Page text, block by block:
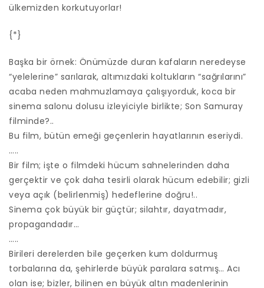
ülkemizden korkutuyorlar!
{*}
Başka bir örnek: Önümüzde duran kafaların neredeyse
“yelelerine” sarılarak, altımızdaki koltukların “sağrılarını”
acaba neden mahmuzlamaya çalışıyorduk, koca bir
sinema salonu dolusu izleyiciyle birlikte; Son Samuray
filminde?..
Bu film, bütün emeği geçenlerin hayatlarının eseriydi.
…..
Bir film; işte o filmdeki hücum sahnelerinden daha
gerçektir ve çok daha tesirli olarak hücum edebilir; gizli
veya açık (belirlenmiş) hedeflerine doğru!..
Sinema çok büyük bir güçtür; silahtır, dayatmadır,
propagandadır…
…..
Birileri derelerden bile geçerken kum doldurmuş
torbalarına da, şehirlerde büyük paralara satmış… Acı
olan ise; bizler, bilinen en büyük altın madenlerinin